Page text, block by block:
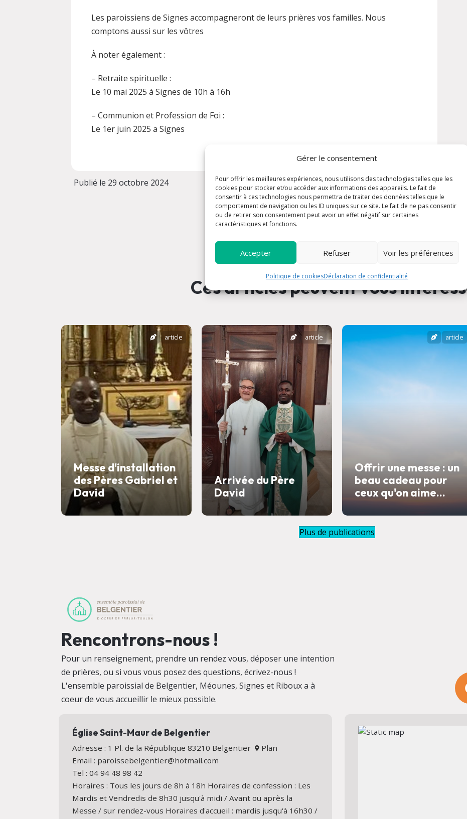
Gérer le consentement
Pour offrir les meilleures expériences, nous utilisons des technologies telles que les
cookies pour stocker et/ou accéder aux informations des appareils. Le fait de
consentir à ces technologies nous permettra de traiter des données telles que le
comportement de navigation ou les ID uniques sur ce site. Le fait de ne pas consentir
ou de retirer son consentement peut avoir un effet négatif sur certaines
caractéristiques et fonctions.
Accepter Refuser Voir les préférences
Politique de cookiesDéclaration de confidentialité
Les paroissiens de Signes accompagneront de leurs prières vos familles. Nous
comptons aussi sur les vôtres
À noter également :
– Retraite spirituelle :
Le 10 mai 2025 à Signes de 10h à 16h
– Communion et Profession de Foi :
Le 1er juin 2025 a Signes
Publié le 29 octobre 2024
Ces articles peuvent vous
Messe d'installation
des Pères Gabriel et
David
article
Arrivée du Père
David
article
Offrir une messe : un
beau cadeau pour
ceux qu'on aime...
article
Plus de publications
Rencontrons-nous !
Pour un renseignement, prendre un rendez vous, déposer une intention
de prières, ou si vous vous posez des questions, écrivez-nous !
L'ensemble paroissial de Belgentier, Méounes, Signes et Riboux a à
coeur de vous accueillir le mieux possible.
Église Saint-Maur de Belgentier
Adresse : 1 Pl. de la République 83210 Belgentier
Plan
Email : paroissebelgentier@hotmail.com
Tel : 04 94 48 98 42
Horaires : Tous les jours de 8h à 18h Horaires de confession : Les
Mardis et Vendredis de 8h30 jusqu'à midi / Avant ou après la
Messe / sur rendez-vous Horaires d'accueil : mardis jusqu'à 16h30 /